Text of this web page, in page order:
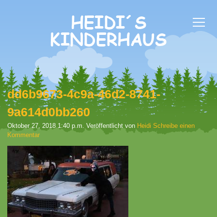
dd6b9673-4c9a-46d2-8741-
9a614d0bb260
Oktober 27, 2018 1:40 p.m. Veröffentlicht von Heidi Schreibe einen
Kommentar